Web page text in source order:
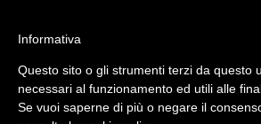
Informativa
Questo sito o gli strumenti terzi da questo
necessari al funzionamento ed utili alle
Se vuoi saperne di più o negare il